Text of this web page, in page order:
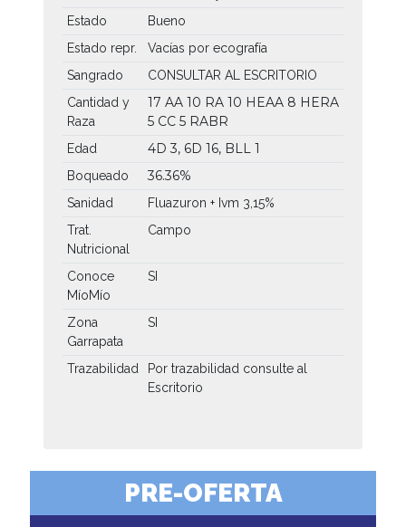
Estado
Bueno
Estado repr.
Vacías por ecografía
Sangrado
CONSULTAR AL ESCRITORIO
Cantidad y
Raza
17 AA 10 RA 10 HEAA 8 HERA
5 CC 5 RABR
Edad 4D 3, 6D 16, BLL 1
Boqueado 36.36%
Sanidad
Fluazuron + Ivm 3,15%
Trat.
Nutricional
Campo
Conoce
MíoMío
SI
Zona
Garrapata
SI
Trazabilidad
Por trazabilidad consulte al
Escritorio
PRE-OFERTA